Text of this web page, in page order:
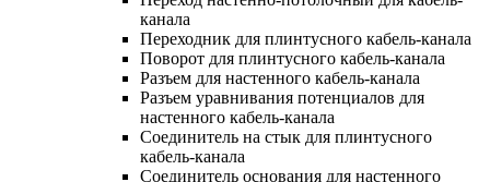
канала
Переходник для плинтусного кабель-канала
Поворот для плинтусного кабель-канала
Разъем для настенного кабель-канала
Разъем уравнивания потенциалов для
настенного кабель-канала
Соединитель на стык для плинтусного
кабель-канала
Соединитель основания для настенного